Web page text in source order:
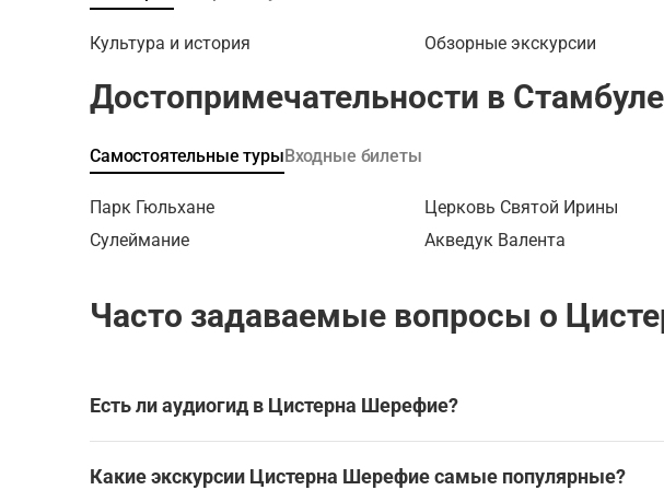
и описания дают
регионах Турции.
Культура и история Обзорные экскурсии
Достопримечательности в Стамбуле
Самостоятельные турыВходные билеты
Парк Гюльхане Церковь Святой Ирины
Сулеймание
Акведук Валента
Часто задаваемые вопросы о
Есть ли аудиогид в Цистерна Шерефие?
римечательности без экскурсовода.
Какие экскурсии Цистерна Шерефие самые популярные?